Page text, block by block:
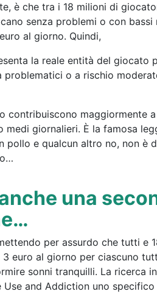
è che tra i 18 milioni di
senza problemi o con
al giorno. Quindi,
la reale entità del giocato
o a rischio
contribuiscono maggiormente
giornalieri. È la famosa
pollo e qualcun altro no, non è
una
per assurdo che tutti e
euro al giorno per ciascuno
sonni tranquilli. La ricerca
Use and Addiction uno